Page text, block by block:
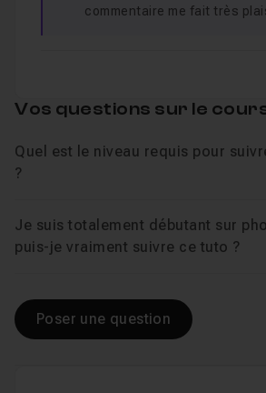
commentaire me fait très
Vos questions sur le
Quel est le niveau requis pour
?
Je suis totalement débutant sur
puis-je vraiment suivre ce tuto ?
Poser une question